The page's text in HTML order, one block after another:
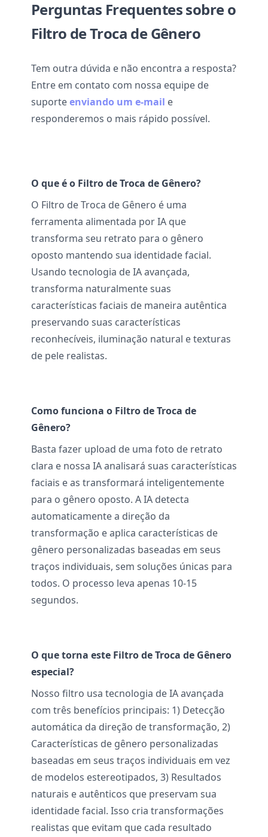
Perguntas Frequentes sobre o
Filtro de Troca de Gênero
Tem outra dúvida e não encontra a resposta?
Entre em contato com nossa equipe de
suporteenviando um e-mail e
responderemos o mais rápido possível.
O que é o Filtro de Troca de Gênero?
O Filtro de Troca de Gênero é uma
ferramenta alimentada por IA que
transforma seu retrato para o gênero
oposto mantendo sua identidade facial.
Usando tecnologia de IA avançada,
transforma naturalmente suas
características faciais de maneira autêntica
preservando suas características
reconhecíveis, iluminação natural e texturas
de pele realistas.
Como funciona o Filtro de Troca de
Gênero?
Basta fazer upload de uma foto de retrato
clara e nossa IA analisará suas características
faciais e as transformará inteligentemente
para o gênero oposto. A IA detecta
automaticamente a direção da
transformação e aplica características de
gênero personalizadas baseadas em seus
traços individuais, sem soluções únicas para
todos. O processo leva apenas 10-15
segundos.
O que torna este Filtro de Troca de Gênero
especial?
Nosso filtro usa tecnologia de IA avançada
com três benefícios principais: 1) Detecção
automática da direção de transformação, 2)
Características de gênero personalizadas
baseadas em seus traços individuais em vez
de modelos estereotipados, 3) Resultados
naturais e autênticos que preservam sua
identidade facial. Isso cria transformações
realistas que evitam que cada resultado